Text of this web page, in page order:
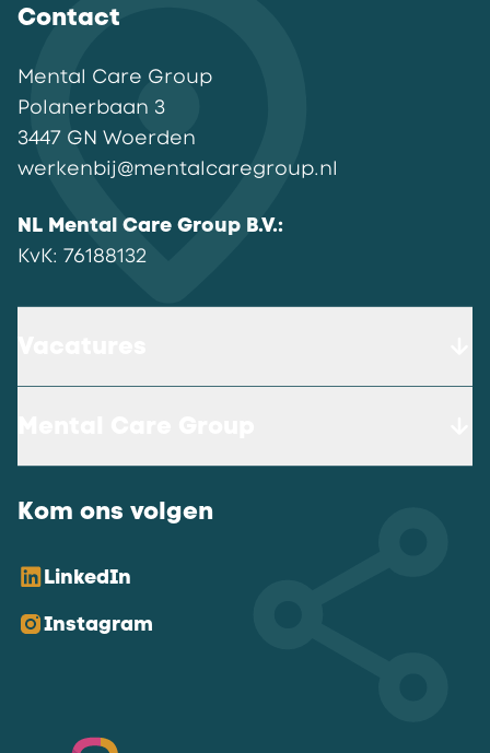
Contact
Mental Care Group
Polanerbaan 3
3447 GN Woerden
werkenbij@mentalcaregroup.nl
NL Mental Care Group B.V.:
KvK: 76188132
Kom ons volgen
LinkedIn
Instagram